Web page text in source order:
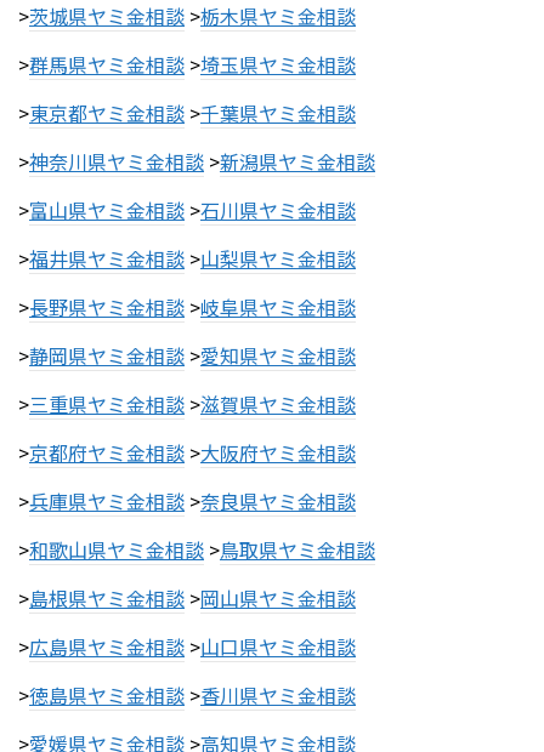
>茨城県ヤミ金相談 >栃木県ヤミ金相談
>群馬県ヤミ金相談 >埼玉県ヤミ金相談
>東京都ヤミ金相談 >千葉県ヤミ金相談
>神奈川県ヤミ金相談 >新潟県ヤミ金相談
>富山県ヤミ金相談 >石川県ヤミ金相談
>福井県ヤミ金相談 >山梨県ヤミ金相談
>長野県ヤミ金相談 >岐阜県ヤミ金相談
>静岡県ヤミ金相談 >愛知県ヤミ金相談
>三重県ヤミ金相談 >滋賀県ヤミ金相談
>京都府ヤミ金相談 >大阪府ヤミ金相談
>兵庫県ヤミ金相談 >奈良県ヤミ金相談
>和歌山県ヤミ金相談 >鳥取県ヤミ金相談
>島根県ヤミ金相談 >岡山県ヤミ金相談
>広島県ヤミ金相談 >山口県ヤミ金相談
>徳島県ヤミ金相談 >香川県ヤミ金相談
>愛媛県ヤミ金相談 >高知県ヤミ金相談